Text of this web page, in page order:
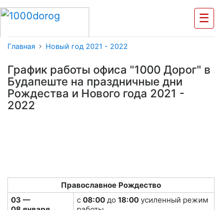
☰
Главная Новый год 2021 - 2022
График работы офиса "1000 Дорог" в
Будапеште на праздничные дни
Рождества и Нового года 2021 -
2022
Православное Рождество
03 —
с 08:00до 18:00усиленный режим